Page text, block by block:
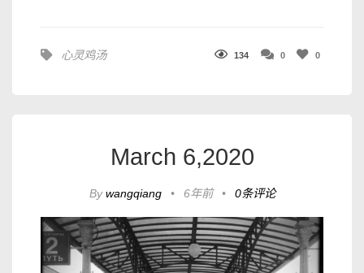
心灵鸡汤 134 0 0
March 6,2020
Bywangqiang • 6年前 • 0条评论